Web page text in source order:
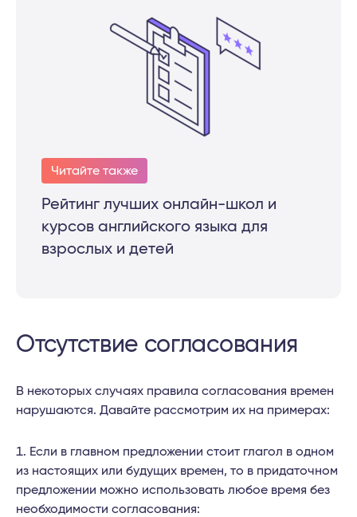
Читайте также
Рейтинг лучших онлайн-школ и
курсов английского языка для
взрослых и детей
Отсутствие согласования
В некоторых случаях правила согласования времен
нарушаются. Давайте рассмотрим их на примерах:
Если в главном предложении стоит глагол в одном
из настоящих или будущих времен, то в придаточном
предложении можно использовать любое время без
необходимости согласования: